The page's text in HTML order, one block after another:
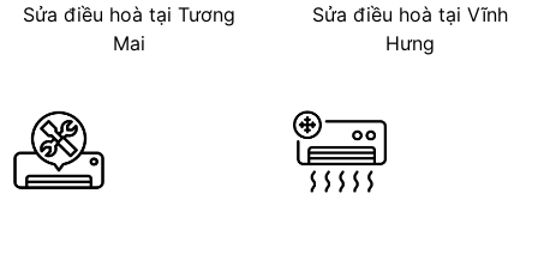
Sửa điều hoà tại Tương
Mai
Sửa điều hoà tại Vĩnh
Hưng